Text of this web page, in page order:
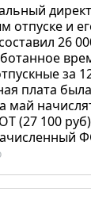
отпуске и
26
за
плата
май
(27 100